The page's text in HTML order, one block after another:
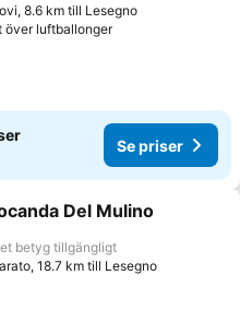
8.6 km till Lesegno
över luftballonger
Se priser
till i Mina Favoriter
Del Mulino
betyg tillgängligt
18.7 km till Lesegno